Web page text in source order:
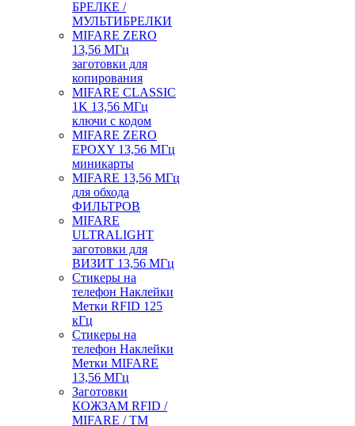
БРЕЛКЕ /
МУЛЬТИБРЕЛКИ
MIFARE ZERO
13,56 МГц
заготовки для
копирования
MIFARE CLASSIC
1K 13,56 МГц
ключи с кодом
MIFARE ZERO
EPOXY 13,56 МГц
миникарты
MIFARE 13,56 МГц
для обхода
ФИЛЬТРОВ
MIFARE
ULTRALIGHT
заготовки для
ВИЗИТ 13,56 МГц
Стикеры на
телефон Наклейки
Метки RFID 125
кГц
Стикеры на
телефон Наклейки
Метки MIFARE
13,56 МГц
Заготовки
КОЖЗАМ RFID /
MIFARE / TM